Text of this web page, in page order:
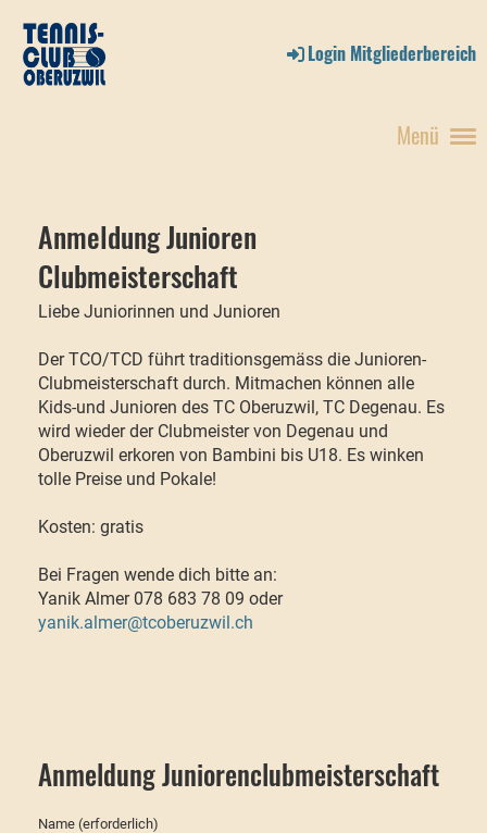
Login Mitgliederbereich
Menü
Anmeldung Junioren
Clubmeisterschaft
Liebe Juniorinnen und Junioren
Der TCO/TCD führt traditionsgemäss die Junioren-
Clubmeisterschaft durch. Mitmachen können alle
Kids-und Junioren des TC Oberuzwil, TC Degenau. Es
wird wieder der Clubmeister von Degenau und
Oberuzwil erkoren von Bambini bis U18. Es winken
tolle Preise und Pokale!
Kosten: gratis
Bei Fragen wende dich bitte an:
Yanik Almer 078 683 78 09 oder
yanik.almer@tcoberuzwil.ch
Anmeldung Juniorenclubmeisterschaft
Name (erforderlich)